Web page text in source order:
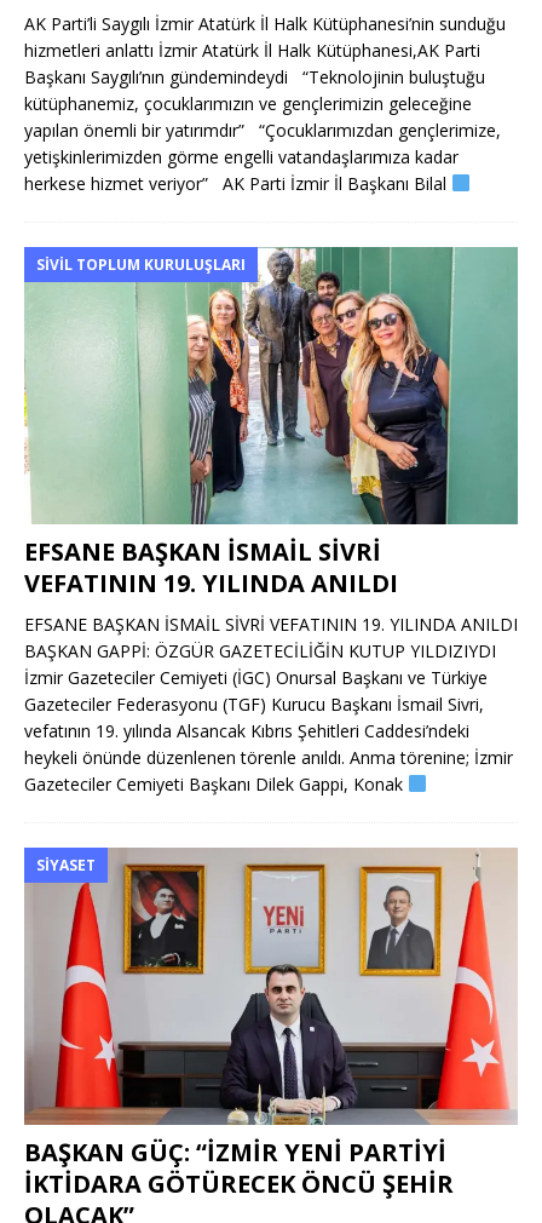
AK Parti’li Saygılı İzmir Atatürk İl Halk Kütüphanesi’nin sunduğu
hizmetleri anlattı İzmir Atatürk İl Halk Kütüphanesi,AK Parti
Başkanı Saygılı’nın gündemindeydi “Teknolojinin buluştuğu
kütüphanemiz, çocuklarımızın ve gençlerimizin geleceğine
yapılan önemli bir yatırımdır” “Çocuklarımızdan gençlerimize,
yetişkinlerimizden görme engelli vatandaşlarımıza kadar
herkese hizmet veriyor” AK Parti İzmir İl Başkanı Bilal
SIVIL TOPLUM KURULUŞLARI
EFSANE BAŞKAN İSMAİL SİVRİ
VEFATININ 19. YILINDA ANILDI
EFSANE BAŞKAN İSMAİL SİVRİ VEFATININ 19. YILINDA ANILDI
BAŞKAN GAPPİ: ÖZGÜR GAZETECİLİĞİN KUTUP YILDIZIYDI
İzmir Gazeteciler Cemiyeti (İGC) Onursal Başkanı ve Türkiye
Gazeteciler Federasyonu (TGF) Kurucu Başkanı İsmail Sivri,
vefatının 19. yılında Alsancak Kıbrıs Şehitleri Caddesi’ndeki
heykeli önünde düzenlenen törenle anıldı. Anma törenine; İzmir
Gazeteciler Cemiyeti Başkanı Dilek Gappi, Konak
SIYASET
BAŞKAN GÜÇ: “İZMİR YENİ PARTİYİ
İKTİDARA GÖTÜRECEK ÖNCÜ ŞEHİR
OLACAK”